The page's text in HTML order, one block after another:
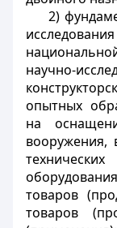
2)
научно-
опытных
на
вооружения,
товаров
товаров